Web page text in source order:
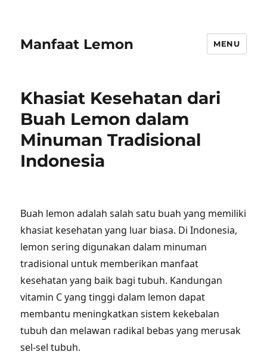
Manfaat Lemon MENU
Khasiat Kesehatan dari
Buah Lemon dalam
Minuman Tradisional
Indonesia
Buah lemon adalah salah satu buah yang memiliki
khasiat kesehatan yang luar biasa. Di Indonesia,
lemon sering digunakan dalam minuman
tradisional untuk memberikan manfaat
kesehatan yang baik bagi tubuh. Kandungan
vitamin C yang tinggi dalam lemon dapat
membantu meningkatkan sistem kekebalan
tubuh dan melawan radikal bebas yang merusak
sel-sel tubuh.